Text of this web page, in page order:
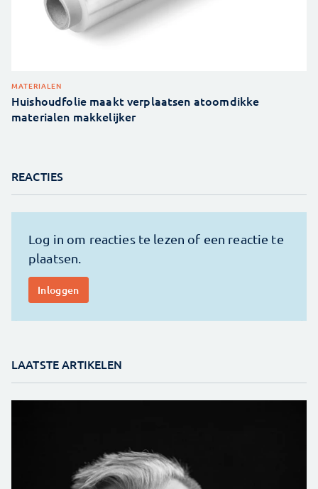
MATERIALEN
Huishoudfolie maakt verplaatsen atoomdikke
materialen makkelijker
REACTIES
LAATSTE ARTIKELEN